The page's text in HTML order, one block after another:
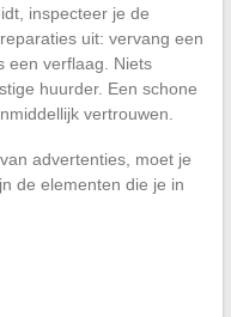
inspecteer je de
uit: vervang een
een verflaag. Niets
huurder. Een schone
vertrouwen.
advertenties, moet je
de elementen die je in